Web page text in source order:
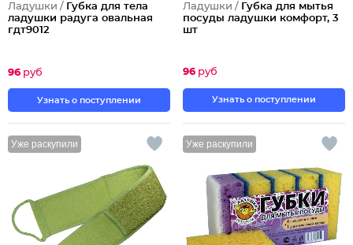
Ладушки / Губка для тела
ладушки радуга овальная
гдт9012
96 руб
Узнать о поступлении
Ладушки / Губка для мытья
посуды ладушки комфорт, 3
шт
96 руб
Узнать о поступлении
Уже раскупили Уже раскупили